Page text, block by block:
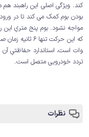
کند. ویژگی اصلی این راهبند
بودن بوم کمک می کند تا در
مواجه نشود. بوم پنج متریِ این
تردد خودرویی متصل است.
نظرات